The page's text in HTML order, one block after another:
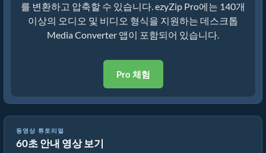
를 변환하고 압축할 수 있습니다. ezyZip Pro에는 140개
이상의 오디오 및 비디오 형식을 지원하는 데스크톱
Media Converter 앱이 포함되어 있습니다.
Pro 체험
동영상 튜토리얼
60초 안내 영상 보기
MP4를 16MB로 줄이는 방법 (간단한 가이드)